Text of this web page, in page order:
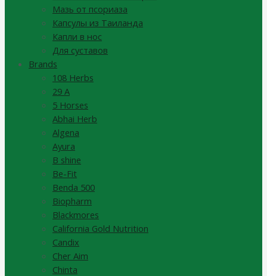
Мазь от псориаза
Капсулы из Таиланда
Капли в нос
Для суставов
Brands
108 Herbs
29 A
5 Horses
Abhai Herb
Algena
Ayura
B shine
Be-Fit
Benda 500
Biopharm
Blackmores
California Gold Nutrition
Candix
Cher Aim
Chinta